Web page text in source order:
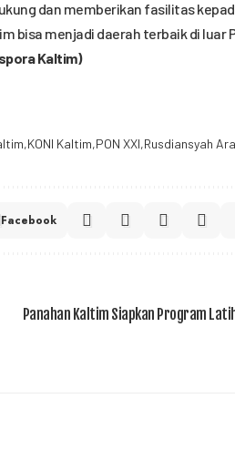
dan memberikan fasilitas
bisa menjadi daerah terbaik di luar
Kaltim)
KONI Kaltim PON XXI Rusdiansyah
Facebook
Panahan Kaltim Siapkan Program